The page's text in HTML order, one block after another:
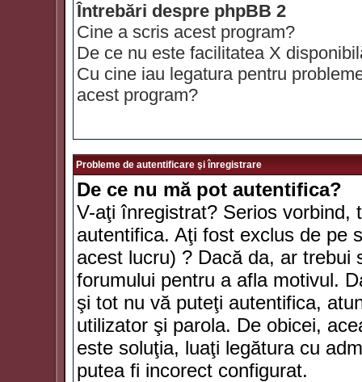
Întrebări despre phpBB 2
Cine a scris acest program?
De ce nu este facilitatea X
Cu cine iau legatura pentru
acest program?
Probleme de autentificare şi înregistrare
De ce nu mă pot autentifica?
V-aţi înregistrat? Serios vorbind,
autentifica. Aţi fost exclus de pe
acest lucru) ? Dacă da, ar trebui
forumului pentru a afla motivul.
şi tot nu vă puteţi autentifica,
utilizator şi parola. De obicei,
este soluţia, luaţi legătura cu
putea fi incorect configurat.